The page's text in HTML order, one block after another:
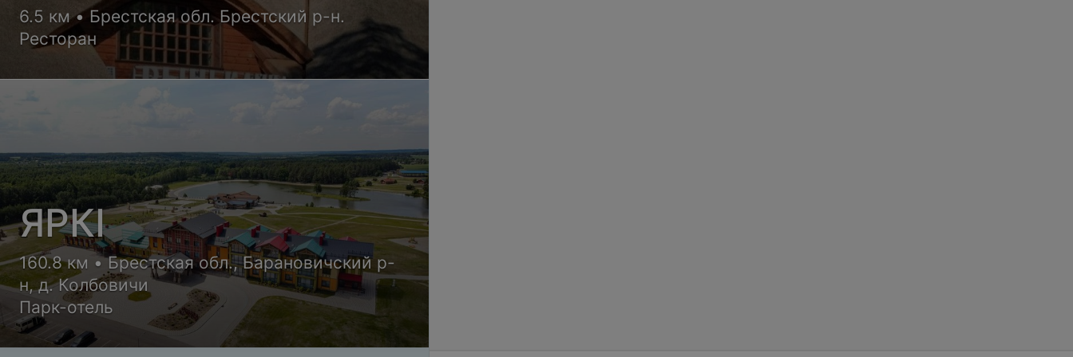
6.5 км • Брестская обл. Брестский р-н.
Ресторан
ЯРКI
160.8 км • Брестская обл., Барановичский р-
н, д. Колбовичи
Парк-отель